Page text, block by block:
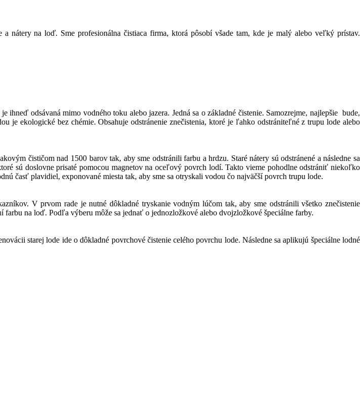
nátery na loď. Sme profesionálna čistiaca firma, ktorá pôsobí všade tam, kde je malý alebo veľký prístav.
odsávaná mimo vodného toku alebo jazera. Jedná sa o základné čistenie. Samozrejme, najlepšie bude,
je ekologické bez chémie. Obsahuje odstránenie znečistenia, ktoré je ľahko odstrániteľné z trupu lode alebo
čističom nad 1500 barov tak, aby sme odstránili farbu a hrdzu. Staré nátery sú odstránené a následne sa
sú doslovne prisaté pomocou magnetov na oceľový povrch lodí. Takto vieme pohodlne odstrániť niekoľko
časť plavidiel, exponované miesta tak, aby sme sa otryskali vodou čo najväčší povrch trupu lode.
V prvom rade je nutné dôkladné tryskanie vodným lúčom tak, aby sme odstránili všetko znečistenie
na loď. Podľa výberu môže sa jednať o jednozložkové alebo dvojzložkové špeciálne farby.
starej lode ide o dôkladné povrchové čistenie celého povrchu lode. Následne sa aplikujú špeciálne lodné